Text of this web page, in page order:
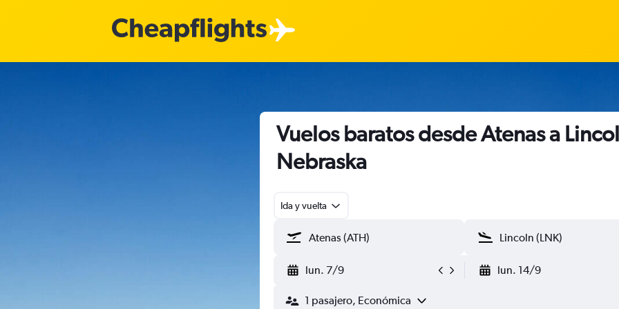
Vuelos baratos desde Atenas a
Nebraska
Ida y vuelta
lun. 7/9 lun. 14/9
1 pasajero, Económica